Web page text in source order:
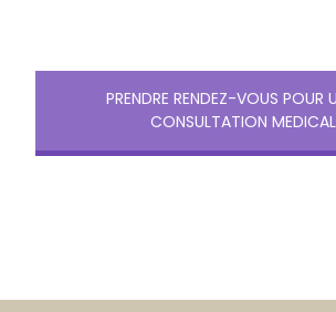
PRENDRE RENDEZ-VOUS POUR
CONSULTATION